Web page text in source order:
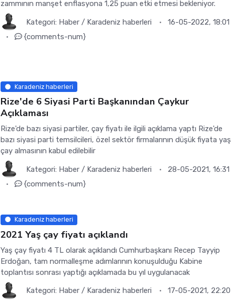
zammının manşet enflasyona 1,25 puan etki etmesi bekleniyor.
Kategori: Haber / Karadeniz haberleri
16-05-2022, 18:01
{comments-num}
Karadeniz haberleri
Rize'de 6 Siyasi Parti Başkanından Çaykur
Açıklaması
Rize'de bazı siyasi partiler, çay fiyatı ile ilgili açıklama yaptı Rize'de
bazı siyasi parti temsilcileri, özel sektör firmalarının düşük fiyata yaş
çay almasının kabul edilebilir
Kategori: Haber / Karadeniz haberleri
28-05-2021, 16:31
{comments-num}
Karadeniz haberleri
2021 Yaş çay fiyatı açıklandı
Yaş çay fiyatı 4 TL olarak açıklandı Cumhurbaşkanı Recep Tayyip
Erdoğan, tam normalleşme adımlarının konuşulduğu Kabine
toplantısı sonrası yaptığı açıklamada bu yıl uygulanacak
Kategori: Haber / Karadeniz haberleri
17-05-2021, 22:20